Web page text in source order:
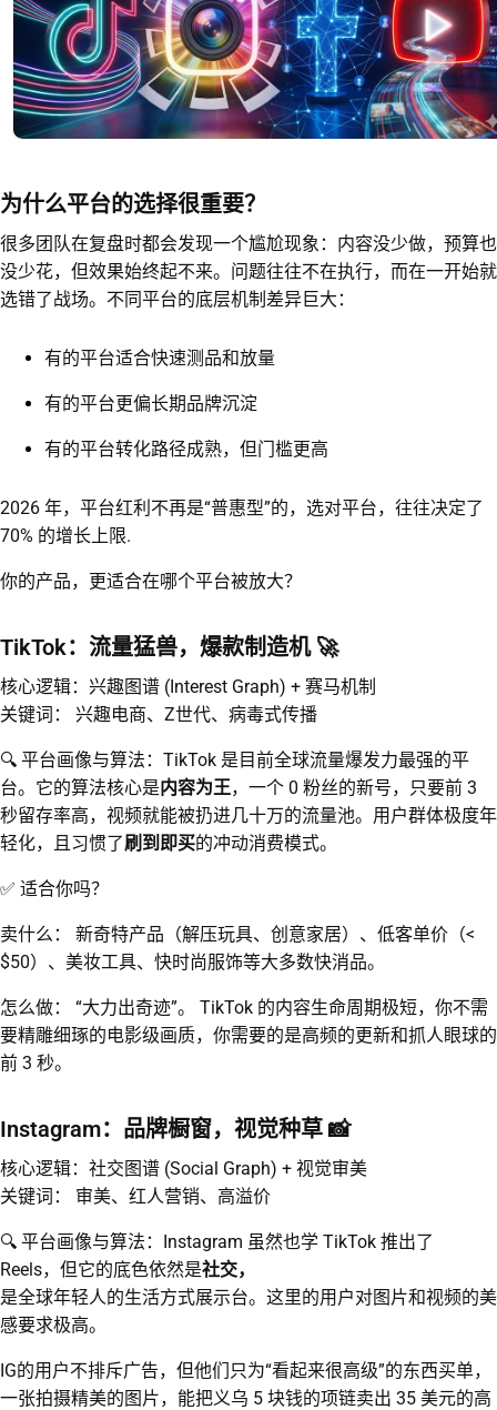
为什么平台的选择很重要？
很多团队在复盘时都会发现一个尴尬现象：内容没少做，预算也
没少花，但效果始终起不来。问题往往不在执行，而在一开始就
选错了战场。不同平台的底层机制差异巨大：
有的平台适合快速测品和放量
有的平台更偏长期品牌沉淀
有的平台转化路径成熟，但门槛更高
2026 年，平台红利不再是“普惠型”的，选对平台，往往决定了
70% 的增长上限.
你的产品，更适合在哪个平台被放大？
TikTok：流量猛兽，爆款制造机 🚀
核心逻辑：兴趣图谱 (Interest Graph) + 赛马机制
关键词： 兴趣电商、Z世代、病毒式传播
🔍 平台画像与算法：TikTok 是目前全球流量爆发力最强的平
台。它的算法核心是内容为王，一个 0 粉丝的新号，只要前 3
秒留存率高，视频就能被扔进几十万的流量池。用户群体极度年
轻化，且习惯了刷到即买的冲动消费模式。
✅ 适合你吗？
卖什么： 新奇特产品（解压玩具、创意家居）、低客单价（<
$50）、美妆工具、快时尚服饰等大多数快消品。
怎么做： “大力出奇迹”。 TikTok 的内容生命周期极短，你不需
要精雕细琢的电影级画质，你需要的是高频的更新和抓人眼球的
前 3 秒。
Instagram：品牌橱窗，视觉种草 📸
核心逻辑：社交图谱 (Social Graph) + 视觉审美
关键词： 审美、红人营销、高溢价
🔍 平台画像与算法：Instagram 虽然也学 TikTok 推出了
Reels，但它的底色依然是社交，
是全球年轻人的生活方式展示台。这里的用户对图片和视频的美
感要求极高。
IG的用户不排斥广告，但他们只为“看起来很高级”的东西买单，
一张拍摄精美的图片，能把义乌 5 块钱的项链卖出 35 美元的高